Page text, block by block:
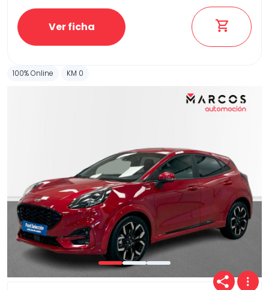
Ver ficha
100% Online KM 0